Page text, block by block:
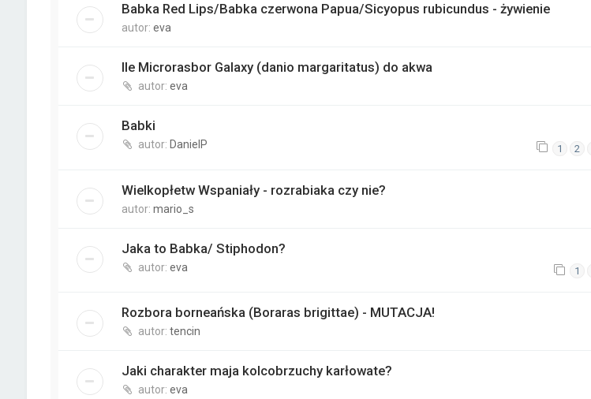
Babka Red Lips/Babka czerwona Papua/Sicyopus rubicundus - żywienie
autor: eva
Ile Microrasbor Galaxy (danio margaritatus) do akwa
autor: eva
Babki
autor: DanielP 1 2
Wielkopłetw Wspaniały - rozrabiaka czy nie?
autor: mario_s
Jaka to Babka/ Stiphodon?
autor: eva 1
Rozbora borneańska (Boraras brigittae) - MUTACJA!
autor: tencin
Jaki charakter maja kolcobrzuchy karłowate?
autor: eva